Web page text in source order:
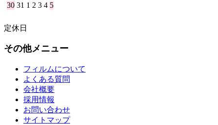
30 31 1 2 3 4 5
定休日
その他メニュー
フィルムについて
よくある質問
会社概要
採用情報
お問い合わせ
サイトマップ